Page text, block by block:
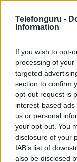
Telefonguru -
Information
If you wish to opt-
processing of
targeted
section to confirm
opt-out request is
interest-based
us or personal
your opt-out. You
disclosure of your
IAB’s list of
also be disclosed
Beszélgetési idő h
Java
Flash/
SNS integráció
Organizer
T9 szótár